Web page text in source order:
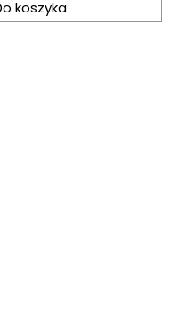
koszyka